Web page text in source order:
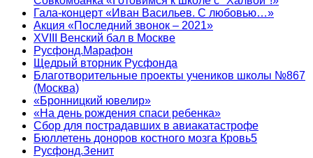
Гала-концерт «Иван Васильев. С любовью…»
Акция «Последний звонок – 2021»
XVIII Венский бал в Москве
Русфонд.Марафон
Щедрый вторник Русфонда
Благотворительные проекты учеников школы №867
(Москва)
«Бронницкий ювелир»
«На день рождения спаси ребенка»
Сбор для пострадавших в авиакатастрофе
Бюллетень доноров костного мозга Кровь5
Русфонд.Зенит